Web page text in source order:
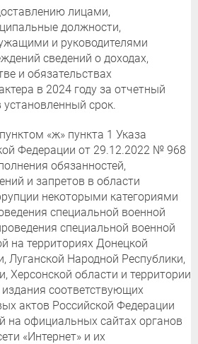
лицами,
должности,
и руководителями
сведений о доходах,
и обязательствах
в 2024 году за отчетный
установленный срок.
«ж» пункта 1 Указа
Федерации от 29.12.2022 № 968
обязанностей,
и запретов в области
некоторыми категориями
специальной военной
специальной военной
на территориях Донецкой
Луганской Народной Республики,
Херсонской области и территории
соответствующих
актов Российской Федерации
на официальных сайтах органов
«Интернет» и их